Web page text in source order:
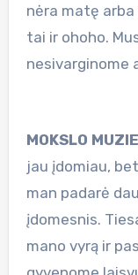
nėra matę
tai ir ohoho.
nesivarginome
MOKSLO
jau įdomiau,
man padarė
įdomesnis.
mano vyrą ir